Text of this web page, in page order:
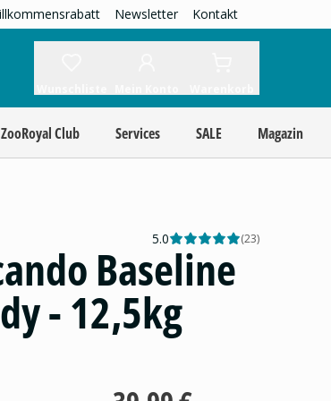
Newsletter Kontakt
ZooRoyal Club Services SALE Magazin
5.0 (23)
Baseline
- 12,5kg